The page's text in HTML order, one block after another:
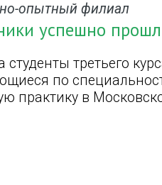
опытный филиал
успешно
студенты третьего
по
практику в